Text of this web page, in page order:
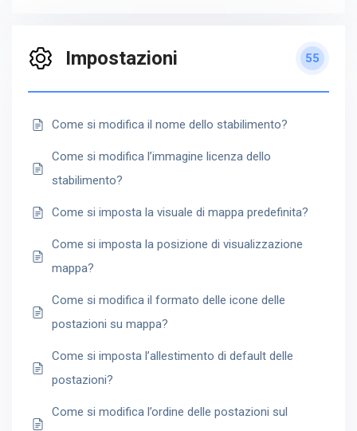
Impostazioni 55
Come si modifica il nome dello stabilimento?
Come si modifica l’immagine licenza dello
stabilimento?
Come si imposta la visuale di mappa predefinita?
Come si imposta la posizione di visualizzazione
mappa?
Come si modifica il formato delle icone delle
postazioni su mappa?
Come si imposta l’allestimento di default delle
postazioni?
Come si modifica l’ordine delle postazioni sul